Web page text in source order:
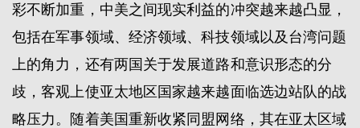
彩不断加重，中美之间现实利益的冲突越来越凸显，
包括在军事领域、经济领域、科技领域以及台湾问题
上的角力，还有两国关于发展道路和意识形态的分
歧，客观上使亚太地区国家越来越面临选边站队的战
略压力。随着美国重新收紧同盟网络，其在亚太区域